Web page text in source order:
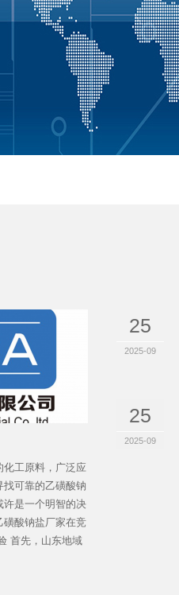
工原料，广泛应
找可靠的乙磺酸钠
许是一个明智的决
磺酸钠盐厂家在竞
首先，山东地域
25
2025-09
25
2025-09